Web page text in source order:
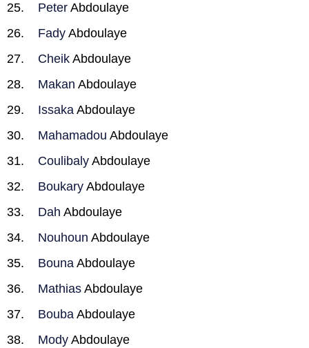
Peter Abdoulaye
Fady Abdoulaye
Cheik Abdoulaye
Makan Abdoulaye
Issaka Abdoulaye
Mahamadou Abdoulaye
Coulibaly Abdoulaye
Boukary Abdoulaye
Dah Abdoulaye
Nouhoun Abdoulaye
Bouna Abdoulaye
Mathias Abdoulaye
Bouba Abdoulaye
Mody Abdoulaye